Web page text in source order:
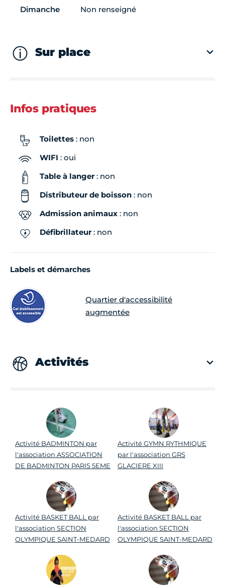
Dimanche Non renseigné
Sur place
Infos pratiques
Toilettes : non
WIFI : oui
Table à langer: non
Distributeur de boisson : non
Admission animaux : non
Défibrillateur: non
Labels et démarches
Quartier d'accessibilité
augmentée
Activités
Activité BADMINTON par
l'association ASSOCIATION
DE BADMINTON PARIS 5EME
Activité GYMN RYTHMIQUE
par l'association GRS
GLACIERE XIII
Activité BASKET BALL par
l'association SECTION
OLYMPIQUE SAINT-MEDARD
Activité BASKET BALL par
l'association SECTION
OLYMPIQUE SAINT-MEDARD